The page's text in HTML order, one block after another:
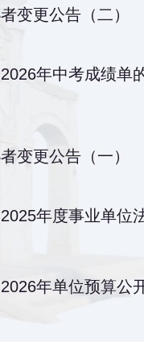
变更公告（二）
年中考成绩单
变更公告（一）
年度事业单位
年单位预算公